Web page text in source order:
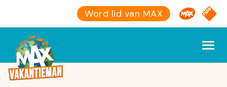
Word lid van MAX Omroep
NPO